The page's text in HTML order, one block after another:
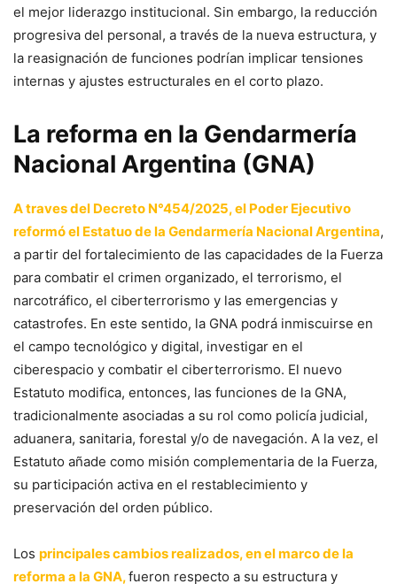
el mejor liderazgo institucional. Sin embargo, la reducción
progresiva del personal, a través de la nueva estructura, y
la reasignación de funciones podrían implicar tensiones
internas y ajustes estructurales en el corto plazo.
La reforma en la Gendarmería
Nacional Argentina (GNA)
A traves del Decreto N°454/2025, el Poder Ejecutivo
reformó el Estatuo de la Gendarmería Nacional Argentina,
a partir del fortalecimiento de las capacidades de la Fuerza
para combatir el crimen organizado, el terrorismo, el
narcotráfico, el ciberterrorismo y las emergencias y
catastrofes. En este sentido, la GNA podrá inmiscuirse en
el campo tecnológico y digital, investigar en el
ciberespacio y combatir el ciberterrorismo. El nuevo
Estatuto modifica, entonces, las funciones de la GNA,
tradicionalmente asociadas a su rol como policía judicial,
aduanera, sanitaria, forestal y/o de navegación. A la vez, el
Estatuto añade como misión complementaria de la Fuerza,
su participación activa en el restablecimiento y
preservación del orden público.
Los principales cambios realizados, en el marco de la
reforma a la GNA,fueron respecto a su estructura y